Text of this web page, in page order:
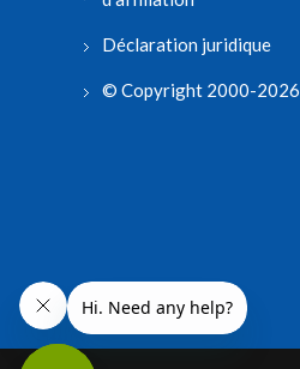
Déclaration juridique
© Copyright 2000-2026